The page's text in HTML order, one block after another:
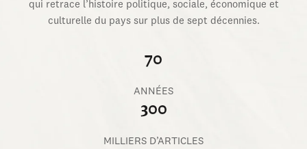
qui retrace l’histoire politique, sociale, économique et
culturelle du pays sur plus de sept décennies.
70
ANNÉES
300
MILLIERS D’ARTICLES